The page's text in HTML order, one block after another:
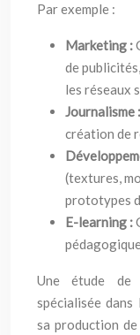
Par exemple :
Marketing :
de
les réseaux
Journalisme :
création de
(textures,
prototypes
E-learning :
Une étude de
spécialisée
sa production